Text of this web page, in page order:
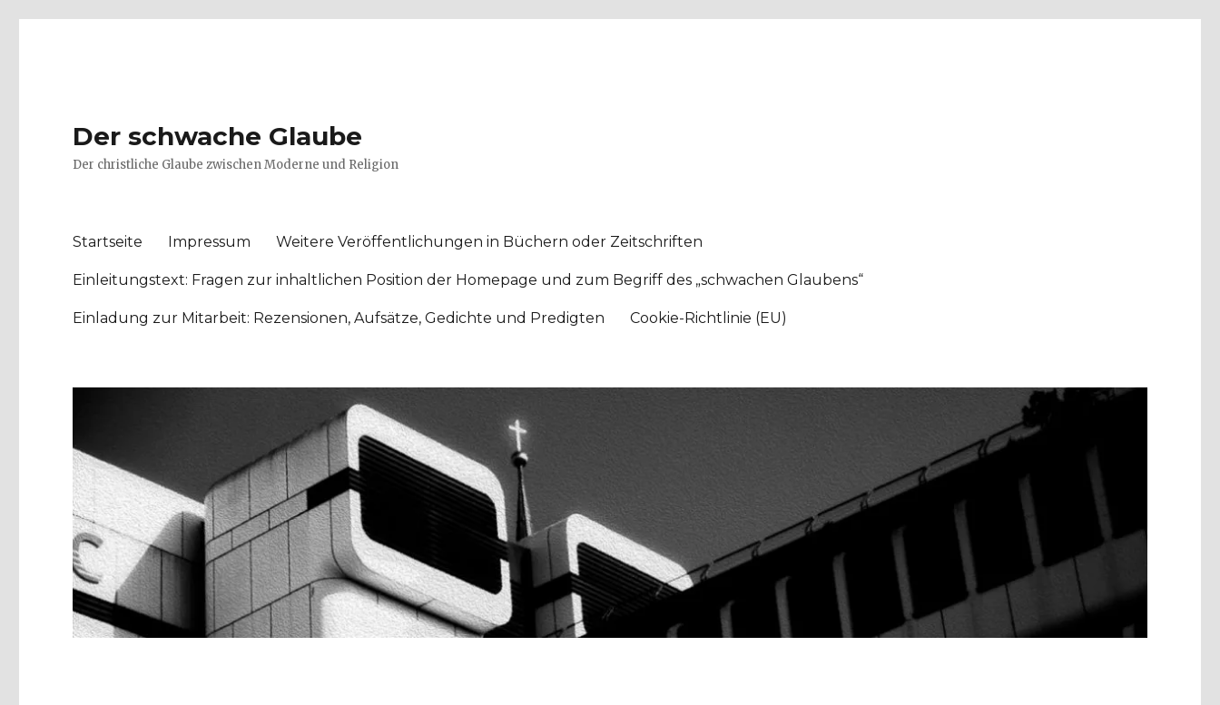
Der schwache Glaube
Der christliche Glaube zwischen Moderne und Religion
Startseite Impressum Weitere Veröffentlichungen in Büchern oder Zeitschriften
Einleitungstext: Fragen zur inhaltlichen Position der Homepage und zum Begriff des „schwachen Glaubens“
Einladung zur Mitarbeit: Rezensionen, Aufsätze, Gedichte und Predigten Cookie-Richtlinie (EU)